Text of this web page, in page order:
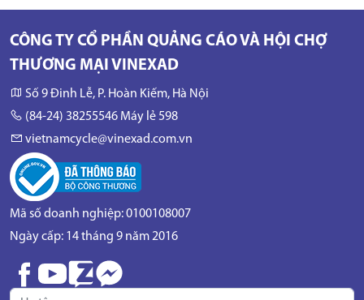
CÔNG TY CỔ PHẦN QUẢNG CÁO VÀ HỘI CHỢ
THƯƠNG MẠI VINEXAD
Số 9 Đinh Lễ, P. Hoàn Kiếm, Hà Nội
(84-24) 38255546 Máy lẻ 598
vietnamcycle@vinexad.com.vn
Mã số doanh nghiệp: 0100108007
Ngày cấp: 14 tháng 9 năm 2016